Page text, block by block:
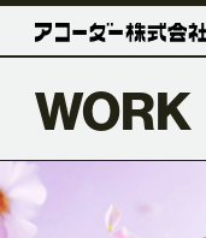
TOP
WORK